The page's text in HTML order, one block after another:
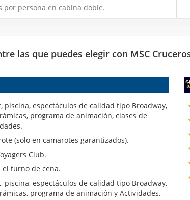
por persona en cabina doble.
las que puedes elegir con MSC
espectáculos de calidad tipo Broadway,
programa de animación, clases de
(solo en camarotes garantizados).
Club.
turno de cena.
espectáculos de calidad tipo Broadway,
programa de animación y Actividades.